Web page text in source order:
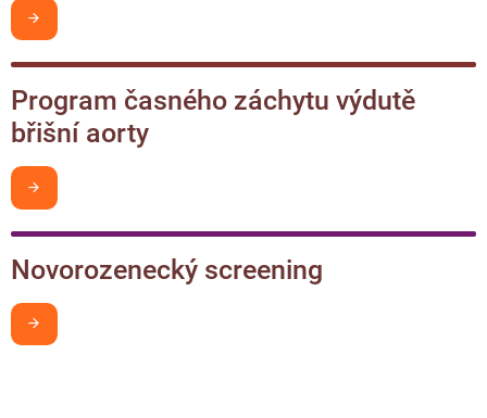
Program časného záchytu výdutě
břišní aorty
Novorozenecký screening